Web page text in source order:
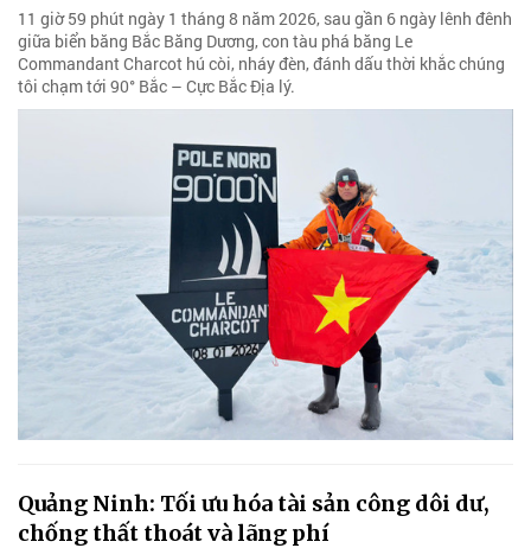
11 giờ 59 phút ngày 1 tháng 8 năm 2026, sau gần 6 ngày lênh đênh
giữa biển băng Bắc Băng Dương, con tàu phá băng Le
Commandant Charcot hú còi, nháy đèn, đánh dấu thời khắc chúng
tôi chạm tới 90° Bắc – Cực Bắc Địa lý.
Quảng Ninh: Tối ưu hóa tài sản công dôi dư,
chống thất thoát và lãng phí